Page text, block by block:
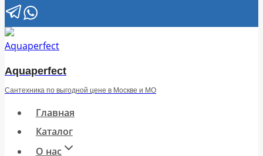
Aquaperfect
Сантехника по выгодной цене в Москве и МО
Главная
Каталог
О нас